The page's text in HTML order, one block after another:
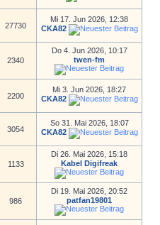
27730
Mi 17. Jun 2026, 12:38
CKA82
2340
Do 4. Jun 2026, 10:17
twen-fm
2200
Mi 3. Jun 2026, 18:27
CKA82
3054
So 31. Mai 2026, 18:07
CKA82
1133
Di 26. Mai 2026, 15:18
Kabel Digifreak
986
Di 19. Mai 2026, 20:52
patfan19801